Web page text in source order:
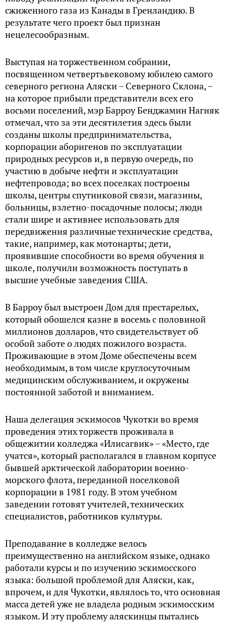
сжиженного газа из Канады в Гренландию. В
результате чего проект был признан
нецелесообразным.
Выступая на торжественном собрании,
посвященном четвертьвековому юбилею самого
северного региона Аляски – Северного Склона, –
на которое прибыли представители всех его
восьми поселений, мэр Барроу Бенджамин Нагияк
отмечал, что за эти десятилетия здесь были
созданы школы предпринимательства,
корпорации аборигенов по эксплуатации
природных ресурсов и, в первую очередь, по
участию в добыче нефти и эксплуатации
нефтепровода; во всех поселках построены
школы, центры спутниковой связи, магазины,
больницы, взлетно-посадочные полосы; люди
стали шире и активнее использовать для
передвижения различные технические средства,
такие, например, как мотонарты; дети,
проявившие способности во время обучения в
школе, получили возможность поступать в
высшие учебные заведения США.
В Барроу был выстроен Дом для престарелых,
который обошелся казне в восемь с половиной
миллионов долларов, что свидетельствует об
особой заботе о людях пожилого возраста.
Проживающие в этом Доме обеспечены всем
необходимым, в том числе круглосуточным
медицинским обслуживанием, и окружены
постоянной заботой и вниманием.
Наша делегация эскимосов Чукотки во время
проведения этих торжеств проживала в
общежитии колледжа «Илисагвик» – «Место, где
учатся», который располагался в главном корпусе
бывшей арктической лаборатории военно-
морского флота, переданной поселковой
корпорации в 1981 году. В этом учебном
заведении готовят учителей, технических
специалистов, работников культуры.
Преподавание в колледже велось
преимущественно на английском языке, однако
работали курсы и по изучению эскимосского
языка: большой проблемой для Аляски, как,
впрочем, и для Чукотки, являлось то, что основная
масса детей уже не владела родным эскимосским
языком. И эту проблему аляскинцы пытались